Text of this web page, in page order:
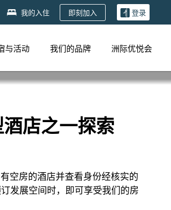
我的入住 即刻加入 登录
与活动 我们的品牌 洲际优悦会
店之一探索
空房的酒店并查看身份经核实的
发展空间时，即可享受我们的房